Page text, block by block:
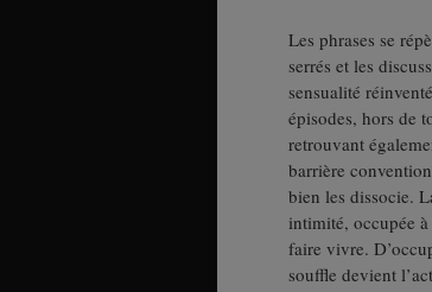
Les phrases se
serrés et les
sensualité
épisodes, hors de
retrouvant
barrière
bien les dissocie.
intimité, occupée
faire vivre.
souffle devient